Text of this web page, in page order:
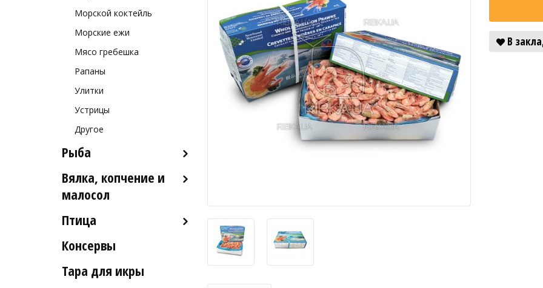
Морской коктейль
Морские ежи
Мясо гребешка
Рапаны
Улитки
Устрицы
Другое
Рыба
Рыба деликатесных сортов
Рыба столовых сортов
Вялка, копчение и
малосол
Икра вяленая
Рыба слабосоленая
Рыба холодного и
Птица
Индейка
Консервы
Тара для икры
В